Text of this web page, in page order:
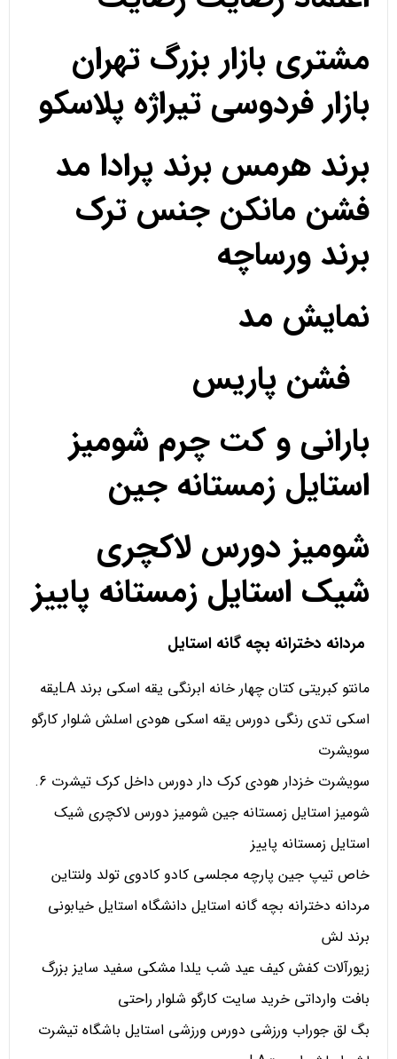
مشتری بازار بزرگ تهران
بازار فردوسی تیراژه پلاسکو
برند هرمس برند پرادا مد
فشن مانکن جنس ترک
برند ورساچه
نمایش مد
فشن پاریس
بارانی و کت چرم شومیز
استایل زمستانه جین
شومیز دورس لاکچری
شیک استایل زمستانه پاییز
مردانه دخترانه بچه گانه استایل
مانتو کبریتی کتان چهار خانه ابرنگی یقه اسکی برند LAیقه
اسکی تدی رنگی دورس یقه اسکی هودی اسلش شلوار کارگو
سویشرت
سویشرت خزدار هودی کرک دار دورس داخل کرک تیشرت 6.
شومیز استایل زمستانه جین شومیز دورس لاکچری شیک
استایل زمستانه پاییز
خاص تیپ جین پارچه مجلسی کادو کادوی تولد ولنتاین
مردانه دخترانه بچه گانه استایل دانشگاه استایل خیابونی
برند لش
زیورآلات کفش کیف عید شب یلدا مشکی سفید سایز بزرگ
بافت وارداتی خرید سایت کارگو شلوار راحتی
بگ لق جوراب ورزشی دورس ورزشی استایل باشگاه تیشرت